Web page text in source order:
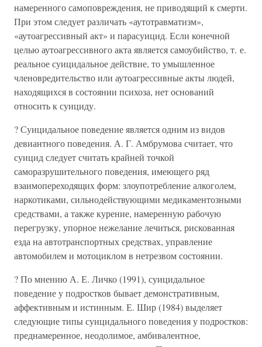
намеренного самоповреждения, не приводящий к смерти.
При этом следует различать «аутотравматизм»,
«аутоагрессивный акт» и парасуицид. Если конечной
целью аутоагрессивного акта является самоубийство, т. е.
реальное суицидальное действие, то умышленное
членовредительство или аутоагрессивные акты людей,
находящихся в состоянии психоза, нет оснований
относить к суициду.
? Суицидальное поведение является одним из видов
девиантного поведения. А. Г. Амбрумова считает, что
суицид следует считать крайней точкой
саморазрушительного поведения, имеющего ряд
взаимопереходящих форм: злоупотребление алкоголем,
наркотиками, сильнодействующими медикаментозными
средствами, а также курение, намеренную рабочую
перегрузку, упорное нежелание лечиться, рискованная
езда на автотранспортных средствах, управление
автомобилем и мотоциклом в нетрезвом состоянии.
? По мнению А. Е. Личко (1991), суицидальное
поведение у подростков бывает демонстративным,
аффективным и истинным. Е. Шир (1984) выделяет
следующие типы суицидального поведения у подростков:
преднамеренное, неодолимое, амбивалентное,